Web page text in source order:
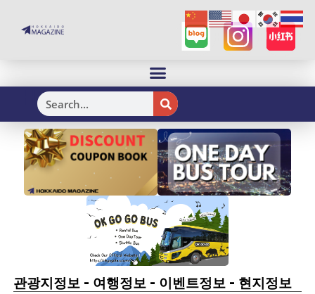
H
관광지정보- 여행정보- 이벤트정보- 현지정보